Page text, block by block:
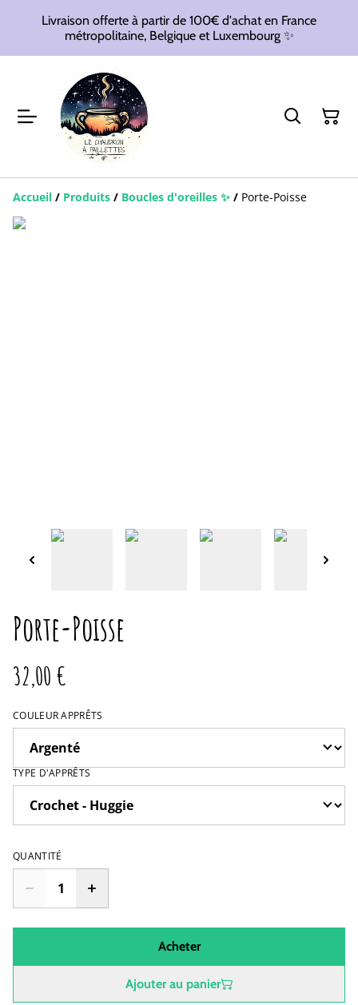
Livraison offerte à partir de 100€ d'achat en France
métropolitaine, Belgique et Luxembourg ✨
Accueil / Produits / Boucles d'oreilles ✨ / Porte-Poisse
Porte-Poisse
32,00 €
COULEUR APPRÊTS
TYPE D'APPRÊTS
QUANTITÉ
Acheter
Ajouter au panier